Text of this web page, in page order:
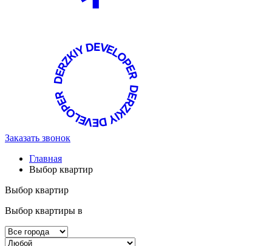
Заказать звонок
Главная
Выбор квартир
Выбор квартир
Выбор квартиры в